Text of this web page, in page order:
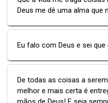
Deus me dê uma alma que
Eu falo com Deus e sei que
De todas as coisas a
melhor e mais certa é